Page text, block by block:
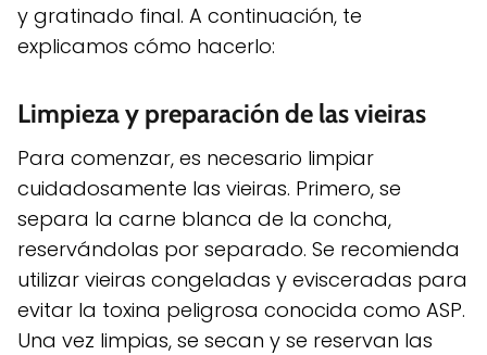
y gratinado final. A continuación, te
explicamos cómo hacerlo:
Limpieza y preparación de las vieiras
Para comenzar, es necesario limpiar
cuidadosamente las vieiras. Primero, se
separa la carne blanca de la concha,
reservándolas por separado. Se recomienda
utilizar vieiras congeladas y evisceradas para
evitar la toxina peligrosa conocida como ASP.
Una vez limpias, se secan y se reservan las